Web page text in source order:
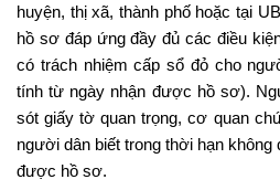
huyện, thị xã, thành phố hoặc tại
hồ sơ đáp ứng đầy đủ các điều
có trách nhiệm cấp sổ đỏ cho
tính từ ngày nhận được hồ sơ).
sót giấy tờ quan trọng, cơ quan
người dân biết trong thời hạn
được hồ sơ.